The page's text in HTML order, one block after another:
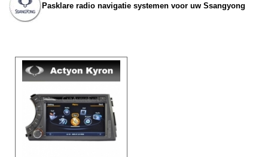
Pasklare radio navigatie systemen voor uw Ssangyong